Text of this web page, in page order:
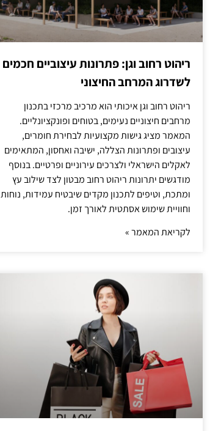
ריהוט רחוב וגן: פתרונות עיצוביים חכמים
לשדרוג המרחב החיצוני
ריהוט רחוב וגן איכותי הוא מרכיב מרכזי בתכנון
מרחבים חיצוניים נעימים, בטוחים ופונקציונליים.
המאמר מציג גישות מקצועיות לבחירת חומרים,
עיצובים ופתרונות הצללה, ישיבה ואחסון, המתאימים
לאקלים הישראלי ולצרכים עירוניים ופרטיים. בנוסף
מודגשים יתרונות ריהוט רחוב מבטון לצד שילוב עץ
ומתכת, וטיפים לתכנון מקדים שיבטיח עמידות, נוחות
וחוויית שימוש אסתטית לאורך זמן.
לקריאת המאמר »